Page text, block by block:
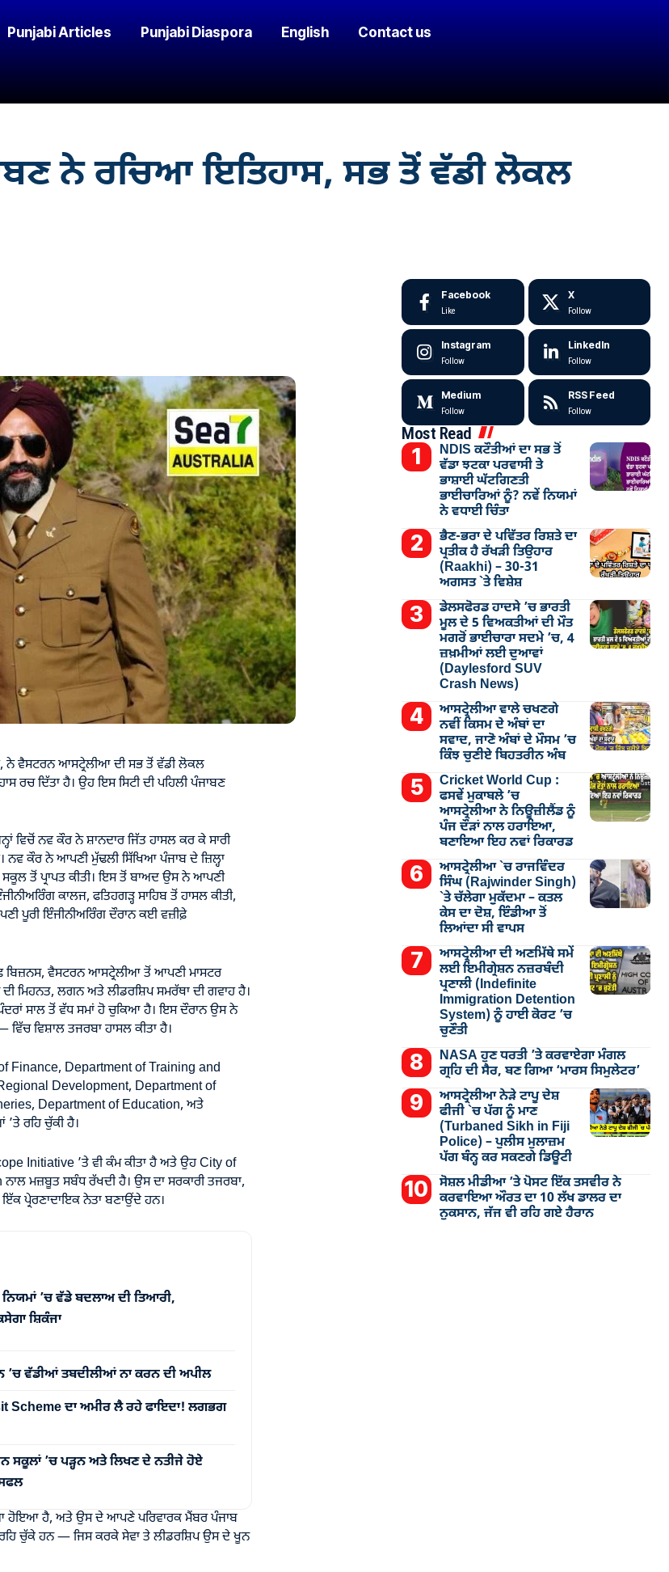
Punjabi Articles Punjabi Diaspora English Contact us
ਨੇ ਰਚਿਆ ਇਤਿਹਾਸ, ਸਭ ਤੋਂ ਵੱਡੀ ਲੋਕਲ
ਨੇ ਵੈਸਟਰਨ ਆਸਟ੍ਰੇਲੀਆ ਦੀ ਸਭ ਤੋਂ ਵੱਡੀ ਲੋਕਲ
ਰਚ ਦਿੱਤਾ ਹੈ। ਉਹ ਇਸ ਸਿਟੀ ਦੀ ਪਹਿਲੀ ਪੰਜਾਬਣ
ਵਿਚੋਂ ਨਵ ਕੌਰ ਨੇ ਸ਼ਾਨਦਾਰ ਜਿੱਤ ਹਾਸਲ ਕਰ ਕੇ ਸਾਰੀ
ਨਵ ਕੌਰ ਨੇ ਆਪਣੀ ਮੁੱਢਲੀ ਸਿੱਖਿਆ ਪੰਜਾਬ ਦੇ ਜ਼ਿਲ੍ਹਾ
ਤੋਂ ਪ੍ਰਾਪਤ ਕੀਤੀ। ਇਸ ਤੋਂ ਬਾਅਦ ਉਸ ਨੇ ਆਪਣੀ
ਕਾਲਜ, ਫਤਿਹਗੜ੍ਹ ਸਾਹਿਬ ਤੋਂ ਹਾਸਲ ਕੀਤੀ,
ਪੂਰੀ ਇੰਜੀਨੀਅਰਿੰਗ ਦੌਰਾਨ ਕਈ ਵਜ਼ੀਫ਼ੇ
ਵੈਸਟਰਨ ਆਸਟ੍ਰੇਲੀਆ ਤੋਂ ਆਪਣੀ ਮਾਸਟਰ
ਮਿਹਨਤ, ਲਗਨ ਅਤੇ ਲੀਡਰਸ਼ਿਪ ਸਮਰੱਥਾ ਦੀ ਗਵਾਹ ਹੈ।
ਸਾਲ ਤੋਂ ਵੱਧ ਸਮਾਂ ਹੋ ਚੁਕਿਆ ਹੈ। ਇਸ ਦੌਰਾਨ ਉਸ ਨੇ
ਵਿਸ਼ਾਲ ਤਜਰਬਾ ਹਾਸਲ ਕੀਤਾ ਹੈ।
Finance, Department of Training and
Development, Department of
Department of Education, ਅਤੇ
ਰਹਿ ਚੁੱਕੀ ਹੈ।
Initiative ’ਤੇ ਵੀ ਕੰਮ ਕੀਤਾ ਹੈ ਅਤੇ ਉਹ City of
ਮਜ਼ਬੂਤ ਸਬੰਧ ਰੱਖਦੀ ਹੈ। ਉਸ ਦਾ ਸਰਕਾਰੀ ਤਜਰਬਾ,
ਇੱਕ ਪ੍ਰੇਰਣਾਦਾਇਕ ਨੇਤਾ ਬਣਾਉਂਦੇ ਹਨ।
’ਚ ਵੱਡੇ ਬਦਲਾਅ ਦੀ ਤਿਆਰੀ,
ਸ਼ਿਕੰਜਾ
ਵੱਡੀਆਂ ਤਬਦੀਲੀਆਂ ਨਾ ਕਰਨ ਦੀ ਅਪੀਲ
Scheme ਦਾ ਅਮੀਰ ਲੈ ਰਹੇ ਫਾਇਦਾ! ਲਗਭਗ
’ਚ ਪੜ੍ਹਨ ਅਤੇ ਲਿਖਣ ਦੇ ਨਤੀਜੇ ਹੋਏ
ਹੋਇਆ ਹੈ, ਅਤੇ ਉਸ ਦੇ ਆਪਣੇ ਪਰਿਵਾਰਕ ਮੈਂਬਰ ਪੰਜਾਬ
ਚੁੱਕੇ ਹਨ — ਜਿਸ ਕਰਕੇ ਸੇਵਾ ਤੇ ਲੀਡਰਸ਼ਿਪ ਉਸ ਦੇ ਖੂਨ
Facebook
Like
X
Follow
Instagram
Follow
LinkedIn
Follow
Medium
Follow
RSS Feed
Follow
Most Read
NDIS ਕਟੌਤੀਆਂ ਦਾ ਸਭ ਤੋਂ
ਵੱਡਾ ਝਟਕਾ ਪਰਵਾਸੀ ਤੇ
ਭਾਸ਼ਾਈ ਘੱਟਗਿਣਤੀ
ਭਾਈਚਾਰਿਆਂ ਨੂੰ? ਨਵੇਂ ਨਿਯਮਾਂ
ਨੇ ਵਧਾਈ ਚਿੰਤਾ
ਭੈਣ-ਭਰਾ ਦੇ ਪਵਿੱਤਰ ਰਿਸ਼ਤੇ ਦਾ
ਪ੍ਰਤੀਕ ਹੈ ਰੱਖੜੀ ਤਿਉਹਾਰ
(Raakhi) – 30-31
ਅਗਸਤ `ਤੇ ਵਿਸ਼ੇਸ਼
ਡੇਲਸਫੋਰਡ ਹਾਦਸੇ ’ਚ ਭਾਰਤੀ
ਮੂਲ ਦੇ 5 ਵਿਅਕਤੀਆਂ ਦੀ ਮੌਤ
ਮਗਰੋਂ ਭਾਈਚਾਰਾ ਸਦਮੇ ’ਚ, 4
ਜ਼ਖ਼ਮੀਆਂ ਲਈ ਦੁਆਵਾਂ
(Daylesford SUV
Crash News)
ਆਸਟ੍ਰੇਲੀਆ ਵਾਲੇ ਚਖਣਗੇ
ਨਵੀਂ ਕਿਸਮ ਦੇ ਅੰਬਾਂ ਦਾ
ਸਵਾਦ, ਜਾਣੋ ਅੰਬਾਂ ਦੇ ਮੌਸਮ ’ਚ
ਕਿੰਝ ਚੁਣੀਏ ਬਿਹਤਰੀਨ ਅੰਬ
Cricket World Cup :
ਫਸਵੇਂ ਮੁਕਾਬਲੇ ’ਚ
ਆਸਟ੍ਰੇਲੀਆ ਨੇ ਨਿਊਜ਼ੀਲੈਂਡ ਨੂੰ
ਪੰਜ ਦੌੜਾਂ ਨਾਲ ਹਰਾਇਆ,
ਬਣਾਇਆ ਇਹ ਨਵਾਂ ਰਿਕਾਰਡ
ਆਸਟ੍ਰੇਲੀਆ `ਚ ਰਾਜਵਿੰਦਰ
ਸਿੰਘ (Rajwinder Singh)
`ਤੇ ਚੱਲੇਗਾ ਮੁੁਕੱਦਮਾ – ਕਤਲ
ਕੇਸ ਦਾ ਦੋਸ਼, ਇੰਡੀਆ ਤੋਂ
ਲਿਆਂਦਾ ਸੀ ਵਾਪਸ
ਆਸਟ੍ਰੇਲੀਆ ਦੀ ਅਣਮਿੱਥੇ ਸਮੇਂ
ਲਈ ਇਮੀਗ੍ਰੇਸ਼ਨ ਨਜ਼ਰਬੰਦੀ
ਪ੍ਰਣਾਲੀ (Indefinite
Immigration Detention
System) ਨੂੰ ਹਾਈ ਕੋਰਟ ’ਚ
ਚੁਣੌਤੀ
NASA ਹੁਣ ਧਰਤੀ ’ਤੇ ਕਰਵਾਏਗਾ ਮੰਗਲ
ਗ੍ਰਹਿ ਦੀ ਸੈਰ, ਬਣ ਗਿਆ ‘ਮਾਰਸ ਸਿਮੁਲੇਟਰ’
ਆਸਟ੍ਰੇਲੀਆ ਨੇੜੇ ਟਾਪੂ ਦੇਸ਼
ਫੀਜੀ `ਚ ਪੱਗ ਨੂੰ ਮਾਣ
(Turbaned Sikh in Fiji
Police) – ਪੁਲੀਸ ਮੁਲਾਜ਼ਮ
ਪੱਗ ਬੰਨ੍ਹ ਕਰ ਸਕਣਗੇ ਡਿਊਟੀ
ਸੋਸ਼ਲ ਮੀਡੀਆ ’ਤੇ ਪੋਸਟ ਇੱਕ ਤਸਵੀਰ ਨੇ
ਕਰਵਾਇਆ ਔਰਤ ਦਾ 10 ਲੱਖ ਡਾਲਰ ਦਾ
ਨੁਕਸਾਨ, ਜੱਜ ਵੀ ਰਹਿ ਗਏ ਹੈਰਾਨ